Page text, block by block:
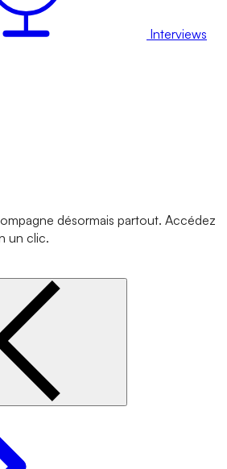
Interviews
désormais partout. Accédez
un clic.